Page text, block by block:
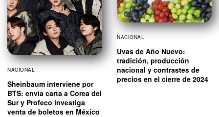
NACIONAL
Sheinbaum interviene por
BTS: envía carta a Corea del
Sur y Profeco investiga
venta de boletos en México
NACIONAL
Uvas de Año Nuevo:
tradición, producción
nacional y contrastes de
precios en el cierre de 2024